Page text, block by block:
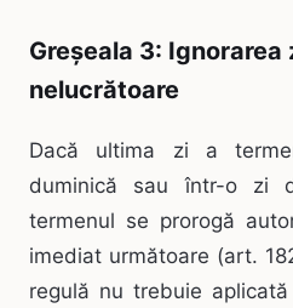
Greșeala 3: Ignorarea
nelucrătoare
Dacă ultima zi a
duminică sau într-o zi
termenul se prorogă
imediat următoare (art.
regulă nu trebuie